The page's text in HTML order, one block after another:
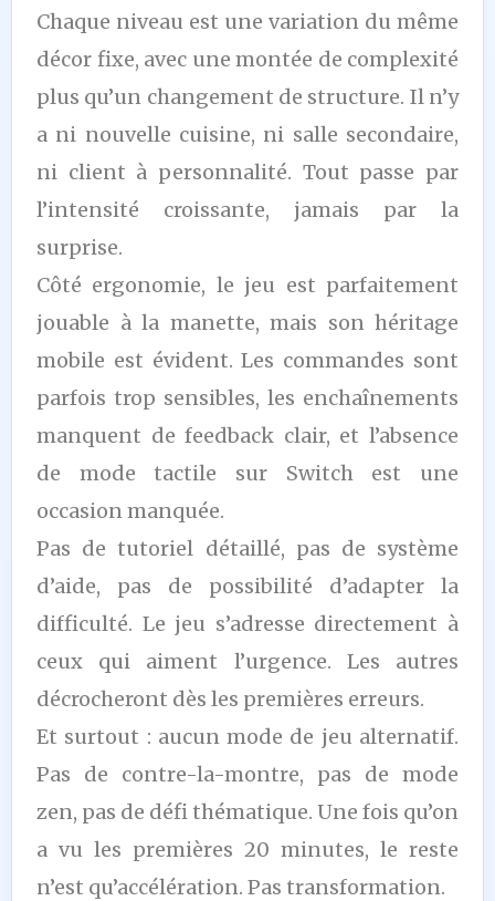
Chaque niveau est une variation du même
décor fixe, avec une montée de complexité
plus qu’un changement de structure. Il n’y
a ni nouvelle cuisine, ni salle secondaire,
ni client à personnalité. Tout passe par
l’intensité croissante, jamais par la
surprise.
Côté ergonomie, le jeu est parfaitement
jouable à la manette, mais son héritage
mobile est évident. Les commandes sont
parfois trop sensibles, les enchaînements
manquent de feedback clair, et l’absence
de mode tactile sur Switch est une
occasion manquée.
Pas de tutoriel détaillé, pas de système
d’aide, pas de possibilité d’adapter la
difficulté. Le jeu s’adresse directement à
ceux qui aiment l’urgence. Les autres
décrocheront dès les premières erreurs.
Et surtout : aucun mode de jeu alternatif.
Pas de contre-la-montre, pas de mode
zen, pas de défi thématique. Une fois qu’on
a vu les premières 20 minutes, le reste
n’est qu’accélération. Pas transformation.